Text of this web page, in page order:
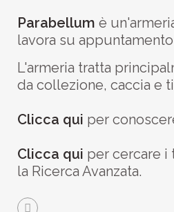
Parabellum è
lavora su
L'armeria tratta
da collezione, caccia e
Clicca qui per
Clicca qui per cercare i
la Ricerca Avanzata.